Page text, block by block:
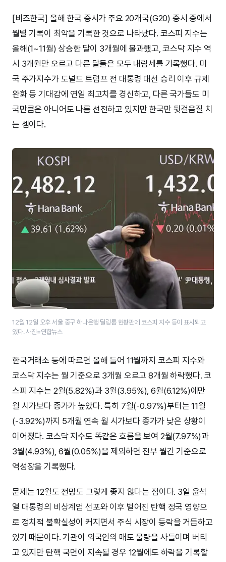
[비즈한국] 올해 한국 증시가 주요 20개국(G20) 증시 중에서
월별 기록이 최악을 기록한 것으로 나타났다. 코스피 지수는
올해(1~11월) 상승한 달이 3개월에 불과했고, 코스닥 지수 역
시 3개월만 오르고 다른 달들은 모두 내림세를 기록했다. 미
국 주가지수가 도널드 트럼프 전 대통령 대선 승리 이후 규제
완화 등 기대감에 연일 최고치를 경신하고, 다른 국가들도 미
국만큼은 아니어도 나름 선전하고 있지만 한국만 뒷걸음질 치
는 셈이다.
12월 12일 오후 서울 중구 하나은행 딜링룸 현황판에 코스피 지수 등이 표시되고
있다. 사진=연합뉴스
한국거래소 등에 따르면 올해 들어 11월까지 코스피 지수와
코스닥 지수는 월 기준으로 3개월 오르고 8개월 하락했다. 코
스피 지수는 2월(5.82%)과 3월(3.95%), 6월(6.12%)에만
월 시가보다 종가가 높았다. 특히 7월(-0.97%)부터는 11월
(-3.92%)까지 5개월 연속 월 시가보다 종가가 낮은 상황이
이어졌다. 코스닥 지수도 똑같은 흐름을 보여 2월(7.97%)과
3월(4.93%), 6월(0.05%)을 제외하면 전부 월간 기준으로
역성장을 기록했다.
문제는 12월도 전망도 그렇게 좋지 않다는 점이다. 3일 윤석
열 대통령의 비상계엄 선포와 이후 벌어진 탄핵 정국 영향으
로 정치적 불확실성이 커지면서 주식 시장이 등락을 거듭하고
있기 때문이다. 기관이 외국인의 매도 물량을 사들이며 버티
고 있지만 탄핵 국면이 지속될 경우 12월에도 하락을 기록할